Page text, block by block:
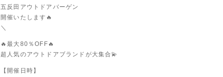
五反田アウトドアバーゲン
開催いたします🔥
＼
🔥最大80％OFF🔥
超人気のアウトドアブランドが大集合💫
【開催日時】